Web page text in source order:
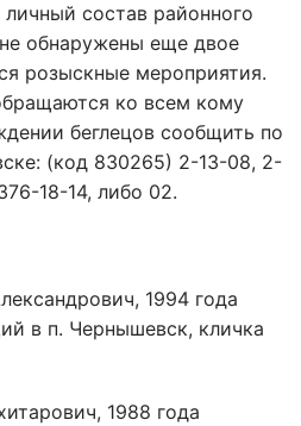
состав районного
обнаружены еще двое
розыскные мероприятия.
ко всем кому
беглецов сообщить по
(код 830265) 2-13-08, 2-
18-14, либо 02.
1994 года
в п. Чернышевск, кличка
1988 года